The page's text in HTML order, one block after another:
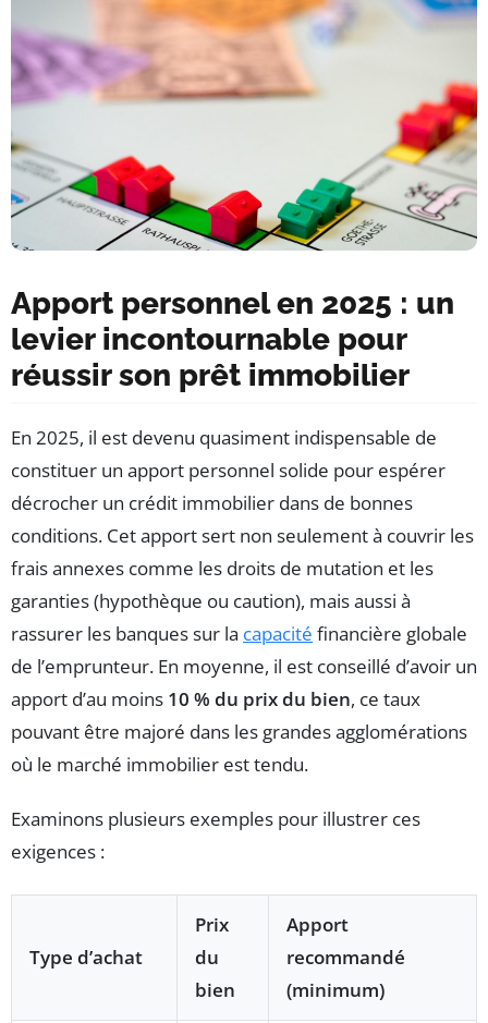
Apport personnel en 2025 : un
levier incontournable pour
réussir son prêt immobilier
En 2025, il est devenu quasiment indispensable de
constituer un apport personnel solide pour espérer
décrocher un crédit immobilier dans de bonnes
conditions. Cet apport sert non seulement à couvrir les
frais annexes comme les droits de mutation et les
garanties (hypothèque ou caution), mais aussi à
rassurer les banques sur la capacité financière globale
de l’emprunteur. En moyenne, il est conseillé d’avoir un
apport d’au moins 10 % du prix du bien, ce taux
pouvant être majoré dans les grandes agglomérations
où le marché immobilier est tendu.
Examinons plusieurs exemples pour illustrer ces
exigences :
Type d’achat
Prix
du
bien
Apport
recommandé
(minimum)